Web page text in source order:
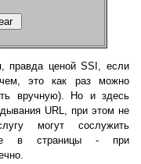
правда ценой SSI, если
это как раз можно
вручную). Но и здесь
URL, при этом не
могут сослужить
в страницы - при